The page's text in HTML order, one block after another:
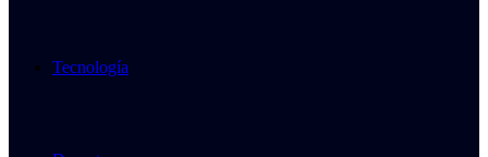
Tecnología